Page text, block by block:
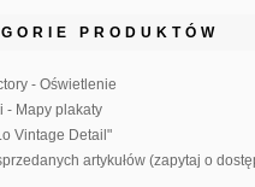
PRODUKTÓW
- Oświetlenie
- Mapy plakaty
Vintage Detail"
artykułów (zapytaj o